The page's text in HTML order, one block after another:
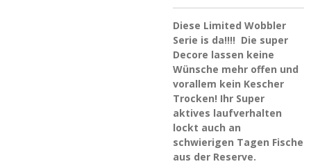
Diese Limited Wobbler
Serie is da!!!! Die super
Decore lassen keine
Wünsche mehr offen und
vorallem kein Kescher
Trocken! Ihr Super
aktives laufverhalten
lockt auch an
schwierigen Tagen Fische
aus der Reserve.